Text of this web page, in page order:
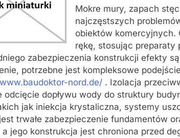
Mokre mury, zapach
najczęstszych
obiektów komercyjnych.
rękę, stosując preparaty
zabezpieczenia konstrukcji efekty
potrzebne jest kompleksowe
nord.de/ . Izolacja
odcięcie dopływu wody do struktury
jak iniekcja krystaliczna, systemy
trwałe zabezpieczenie fundamentów
a jego konstrukcja jest chroniona przed